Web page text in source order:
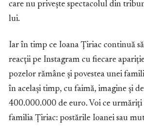
care nu privește spectacolul din
lui.
Iar în timp ce Ioana Țiriac continuă
reacții pe Instagram cu fiecare
pozelor rămâne și povestea unei
în același timp, cu faimă, imagine și
400.000.000 de euro. Voi ce urmăriți
familia Țiriac: postările Ioanei sau